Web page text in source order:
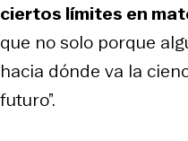
ciertos límites en
que no solo porque
hacia dónde va la
futuro”.